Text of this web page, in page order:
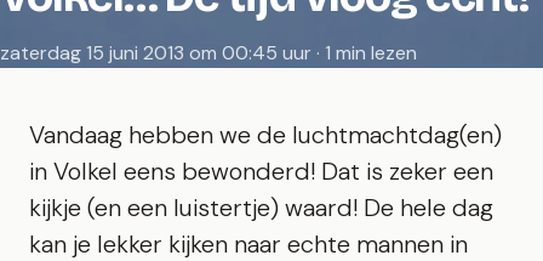
zaterdag 15 juni 2013 om 00:45 uur · 1 min lezen
Vandaag hebben we de luchtmachtdag(en)
in Volkel eens bewonderd! Dat is zeker een
kijkje (en een luistertje) waard! De hele dag
kan je lekker kijken naar echte mannen in